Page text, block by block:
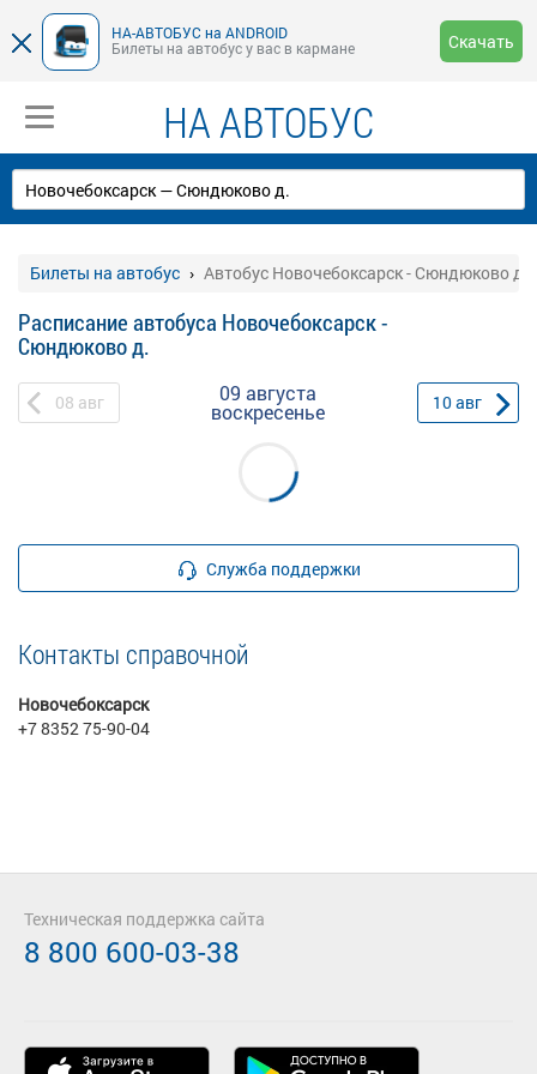
НА-АВТОБУС на ANDROID
Билеты на автобус у вас в кармане
Скачать
НА АВТОБУС
Билеты на автобус Автобус Новочебоксарск - Сюндюково д.
Расписание автобуса Новочебоксарск -
Сюндюково д.
08 авг 09 августа
воскресенье 10авг
Служба поддержки
Контакты справочной
Новочебоксарск
+7 8352 75-90-04
Техническая поддержка сайта
8 800 600-03-38